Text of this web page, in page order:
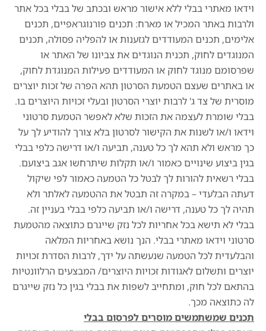
וידאו מאתרי בבלי ללא אישור מראש ובכתב של בבלי בכל אתר
ולרבות באתר המכיל או מארח: תכנים פורנוגראפיים, תכנים
אלימים, תכנים המעודדים לגזענות או להפליה פסולה, תכנים
המנוגדים לחוק, תכנית הנוגדים את צביונו של האתר או
שפרסומם מנוגד לחוק או המעודדים פעילות המנוגדת לחוק,
או באתרים שעצם הטמעת הסרטון תהא הפרה של זכות יוצרים
מוסרית של צד ג' לרבות יוצרי הסרטון ובעלי זכויות היוצרים בו.
בבלי שומרת לעצמה את הזכות שלא לאפשר הטמעת סרטוני
וידאו ו/או לשנות את הקישור לסרטון בלא צורך להודיע לך על
כך מראש ולא תהא לך כל טענה, תביעה ו/או דרישה כלפי בבלי
בגין ביצוע שינויים כאמור ו/או תקלות שיתרחשו אגב ביצועם.
בבלי רשאית להורות לך לבטל כל הטמעה כאמור לפי שיקול
דעתה הבלעדי – במקרה זה תבטל את ההטמעה לאלתר ולא
תהיה לך כל טענה, דרישה ו/או תביעה כלפי בבלי בעניין זה.
בבלי לא תישא בכל אחריות לכל נזק שייגרם כתוצאה מהטמעת
סרטוני וידאו מאתרי בבלי. הנך נושא באחריות המלאה
והבלעדית לכל הטמעה שנעשתה על ידך, לרבות הסדרת זכויות
יוצרים ותשלום לאגודות זכויות היוצרים/ המבצעים הרלוונטיות
בהתאם לכל חוק, ומתחייב לשפות את בבלי בגין כל נזק שייגרם
לה כתוצאה מכך.
תכנים שמשתמשים מוסרים לפרסום בבלי